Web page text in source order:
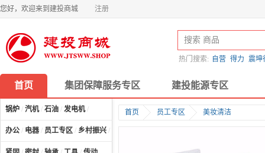
您好，欢迎来到建投商城 注册
热门搜索: 自营 得力 震坤
首页 集团保障服务专区 建投能源专区
锅炉 / 汽机/ 石油 / 发电机/
办公 / 电器 / 员工专区 / 乡村振兴 /
首页 员工专区 美妆清洁